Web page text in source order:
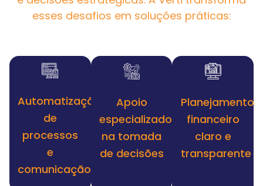
esses desafios em soluções práticas:
Automatização
de
processos
e
comunicação
Apoio
especializado
na tomada
de decisões
Planejamento
financeiro
claro e
transparente